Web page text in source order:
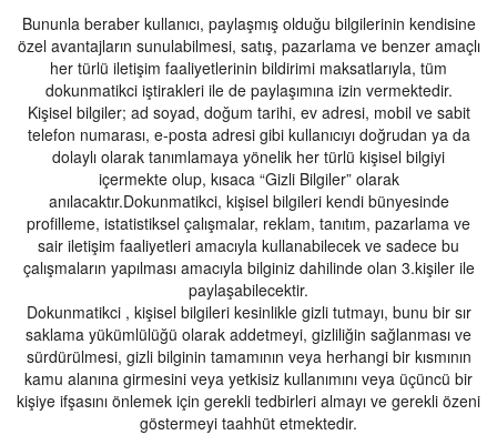
Bununla beraber kullanıcı, paylaşmış olduğu bilgilerinin kendisine
özel avantajların sunulabilmesi, satış, pazarlama ve benzer amaçlı
her türlü iletişim faaliyetlerinin bildirimi maksatlarıyla, tüm
dokunmatikci iştirakleri ile de paylaşımına izin vermektedir.
Kişisel bilgiler; ad soyad, doğum tarihi, ev adresi, mobil ve sabit
telefon numarası, e-posta adresi gibi kullanıcıyı doğrudan ya da
dolaylı olarak tanımlamaya yönelik her türlü kişisel bilgiyi
içermekte olup, kısaca “Gizli Bilgiler” olarak
anılacaktır.Dokunmatikci, kişisel bilgileri kendi bünyesinde
profilleme, istatistiksel çalışmalar, reklam, tanıtım, pazarlama ve
sair iletişim faaliyetleri amacıyla kullanabilecek ve sadece bu
çalışmaların yapılması amacıyla bilginiz dahilinde olan 3.kişiler ile
paylaşabilecektir.
Dokunmatikci , kişisel bilgileri kesinlikle gizli tutmayı, bunu bir sır
saklama yükümlülüğü olarak addetmeyi, gizliliğin sağlanması ve
sürdürülmesi, gizli bilginin tamamının veya herhangi bir kısmının
kamu alanına girmesini veya yetkisiz kullanımını veya üçüncü bir
kişiye ifşasını önlemek için gerekli tedbirleri almayı ve gerekli özeni
göstermeyi taahhüt etmektedir.